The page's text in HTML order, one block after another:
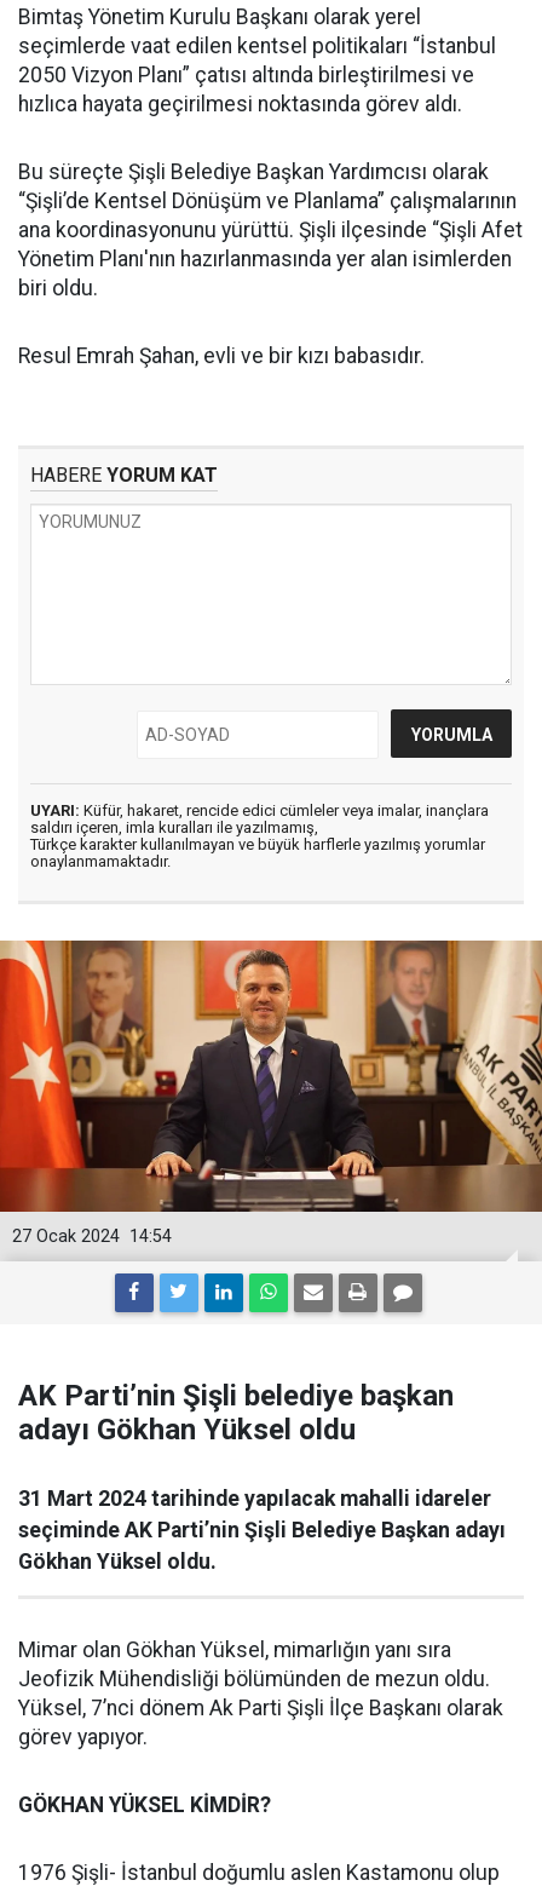
Bimtaş Yönetim Kurulu Başkanı olarak yerel
seçimlerde vaat edilen kentsel politikaları “İstanbul
2050 Vizyon Planı” çatısı altında birleştirilmesi ve
hızlıca hayata geçirilmesi noktasında görev aldı.
Bu süreçte Şişli Belediye Başkan Yardımcısı olarak
“Şişli’de Kentsel Dönüşüm ve Planlama” çalışmalarının
ana koordinasyonunu yürüttü. Şişli ilçesinde “Şişli Afet
Yönetim Planı'nın hazırlanmasında yer alan isimlerden
biri oldu.
Resul Emrah Şahan, evli ve bir kızı babasıdır.
HABERE YORUM KAT
UYARI: Küfür, hakaret, rencide edici cümleler veya imalar, inançlara
saldırı içeren, imla kuralları ile yazılmamış,
Türkçe karakter kullanılmayan ve büyük harflerle yazılmış yorumlar
onaylanmamaktadır.
14:54
27 Ocak 2024
AK Parti’nin Şişli belediye başkan
adayı Gökhan Yüksel oldu
31 Mart 2024 tarihinde yapılacak mahalli idareler
seçiminde AK Parti’nin Şişli Belediye Başkan adayı
Gökhan Yüksel oldu.
Mimar olan Gökhan Yüksel, mimarlığın yanı sıra
Jeofizik Mühendisliği bölümünden de mezun oldu.
Yüksel, 7’nci dönem Ak Parti Şişli İlçe Başkanı olarak
görev yapıyor.
GÖKHAN YÜKSEL KİMDİR?
1976 Şişli- İstanbul doğumlu aslen Kastamonu olup